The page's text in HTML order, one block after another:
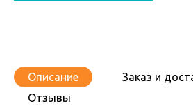
Описание
Заказ и
Отзывы